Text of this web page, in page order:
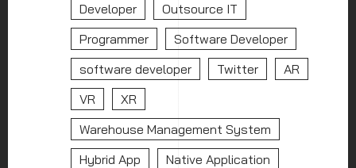
Developer
Outsource IT
Programmer
Software Developer
software developer
Twitter
AR
VR
XR
Warehouse Management System
Hybrid App
Native Application